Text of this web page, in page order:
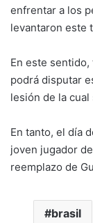
enfrentar a los
levantaron este
En este
podrá disputar
lesión de la
En tanto, el día
joven jugador
reemplazo de
brasil